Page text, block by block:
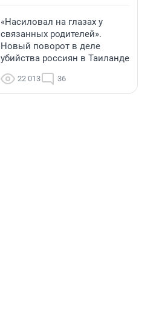
«Насиловал на глазах у
связанных родителей».
Новый поворот в деле
убийства россиян в Таиланде
22 013 36